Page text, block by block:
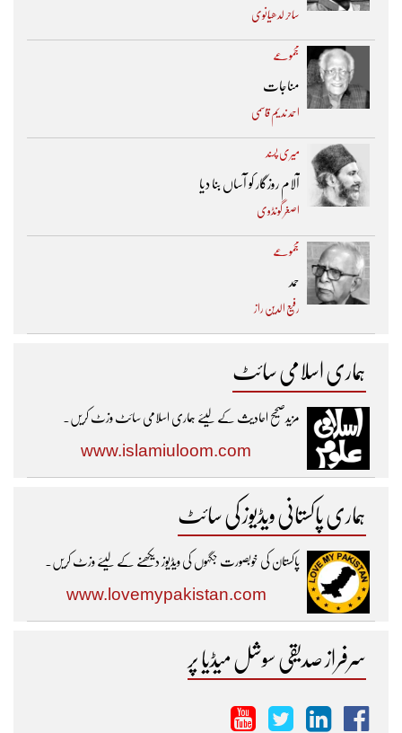
ساحر لدھیانوی
مجموعے
مناجات
احمد ندیم قاسمی
میری پسند
آلام روزگار کو آساں بنا دیا
اصغر گونڈوی
مجموعے
حمد
رفیع الدین راز
ہماری اسلامی سائٹ
مزیدصحیح احادیث کے لیئے ہماری اسلامی سائٹ وزٹ کریں۔
www.islamiuloom.com
ہماری پاکستانی ویڈیوز کی سائٹ
پاکستان کی خوبصورت جگہوں کی ویڈیوز دیکھنے کے لیئے وزٹ کریں۔
www.lovemypakistan.com
سرفراز صدیقی سوشل میڈیا پر